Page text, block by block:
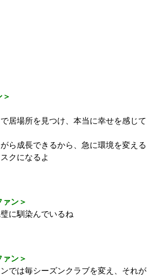
居場所を見つけ、本当に幸せを感じて
ら成長できるから、急に環境を変える
クになるよ
ァン＞
馴染んでいるね
ァン＞
は毎シーズンクラブを変え、それが